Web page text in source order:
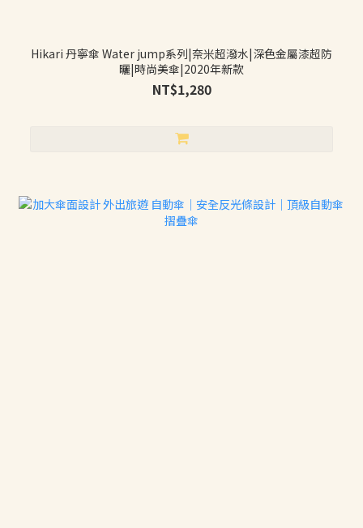
Hikari 丹寧傘 Water jump系列|奈米超潑水|深色金屬漆超防
曬|時尚美傘|2020年新款
NT$1,280